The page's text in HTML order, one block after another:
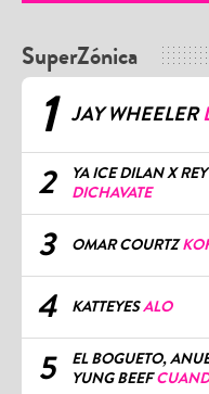
SuperZónica
1 JAY WHEELER
2
YA ICE DILAN X
DICHAVATE
3 OMAR COURTZ
4 KATTEYESALO
5
EL BOGUETO,
YUNG BEEF